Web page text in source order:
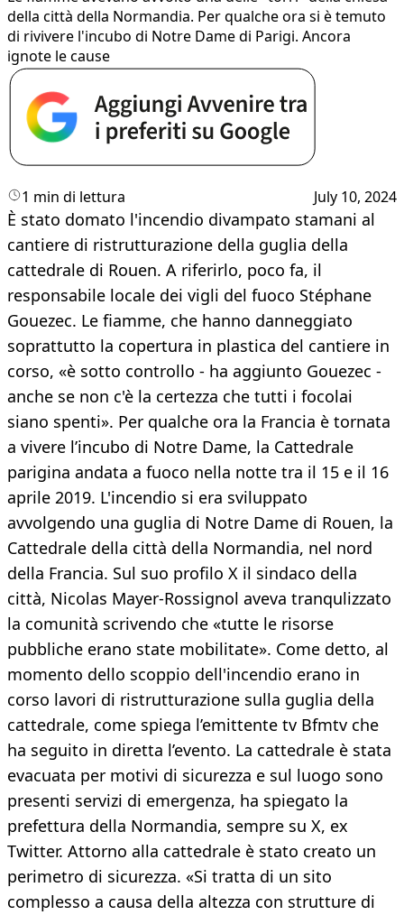
della città della Normandia. Per qualche ora si è temuto
di rivivere l'incubo di Notre Dame di Parigi. Ancora
ignote le cause
1 min di lettura July 10, 2024
È stato domato l'incendio divampato stamani al
cantiere di ristrutturazione della guglia della
cattedrale di Rouen. A riferirlo, poco fa, il
responsabile locale dei vigli del fuoco Stéphane
Gouezec. Le fiamme, che hanno danneggiato
soprattutto la copertura in plastica del cantiere in
corso, «è sotto controllo - ha aggiunto Gouezec -
anche se non c'è la certezza che tutti i focolai
siano spenti». Per qualche ora la Francia è tornata
a vivere l’incubo di Notre Dame, la Cattedrale
parigina andata a fuoco nella notte tra il 15 e il 16
aprile 2019. L'incendio si era sviluppato
avvolgendo una guglia di Notre Dame di Rouen, la
Cattedrale della città della Normandia, nel nord
della Francia. Sul suo profilo X il sindaco della
città, Nicolas Mayer-Rossignol aveva tranqulizzato
la comunità scrivendo che «tutte le risorse
pubbliche erano state mobilitate». Come detto, al
momento dello scoppio dell'incendio erano in
corso lavori di ristrutturazione sulla guglia della
cattedrale, come spiega l’emittente tv Bfmtv che
ha seguito in diretta l’evento. La cattedrale è stata
evacuata per motivi di sicurezza e sul luogo sono
presenti servizi di emergenza, ha spiegato la
prefettura della Normandia, sempre su X, ex
Twitter. Attorno alla cattedrale è stato creato un
perimetro di sicurezza. «Si tratta di un sito
complesso a causa della altezza con strutture di